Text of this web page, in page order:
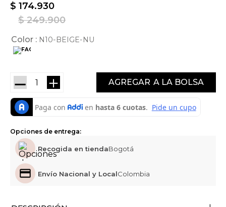
$ 174.930
$ 249.900
Color N10-BEIGE-NU
＋
－ AGREGAR
Opciones de entrega:
Recogida en tiendaBogotá
Envío Nacional y LocalColombia